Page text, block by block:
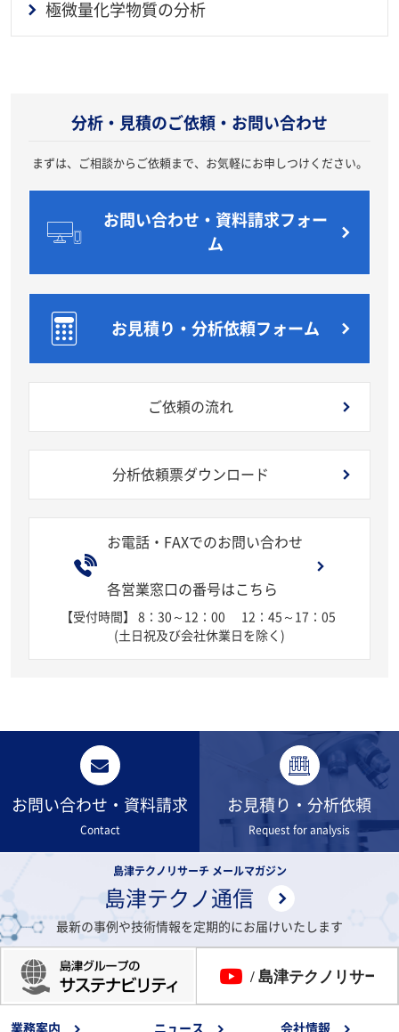
極微量化学物質の分析
分析・見積のご依頼・お問い合わせ
まずは、ご相談からご依頼まで、お気軽にお申しつけください。
お問い合わせ・資料請求フォー
ム
お見積り・分析依頼フォーム
ご依頼の流れ
分析依頼票ダウンロード
お電話・FAXでのお問い合わせ
各営業窓口の番号はこちら
【受付時間】 8：30～12：00
12：45～17：05
(土日祝及び会社休業日を除く)
お問い合わせ・資料請求
Contact
お見積り・分析依頼
Request for analysis
島津テクノリサーチ メールマガジン
島津テクノ通信
最新の事例や技術情報を定期的にお届けいたします
業務案内 ニュース 会社情報